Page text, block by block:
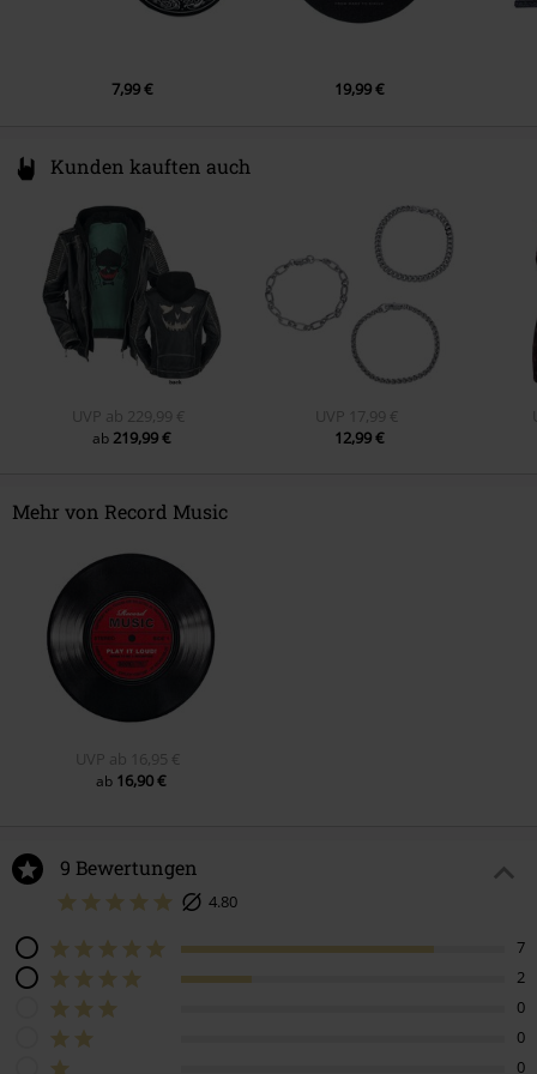
7,99 € 19,99 €
Kunden kauften auch
UVP ab 229,99 €
ab 219,99 €
UVP
17,99 €
12,99 €
Mehr von Record Music
UVP ab 16,95 €
ab 16,90 €
9 Bewertungen
4.80
7
2
0
0
0